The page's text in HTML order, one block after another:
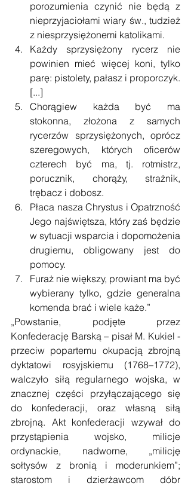
porozumienia czynić nie będą z
nieprzyjaciołami wiary św., tudzież
z niesprzysiężonemi katolikami.
Każdy sprzysiężony rycerz nie
powinien mieć więcej koni, tylko
parę: pistolety, pałasz i proporczyk.
[...]
Chorągiew każda być ma
stokonna, złożona z samych
rycerzów sprzysiężonych, oprócz
szeregowych, których oficerów
czterech być ma, tj. rotmistrz,
porucznik, chorąży, strażnik,
trębacz i dobosz.
Płaca nasza Chrystus i Opatrzność
Jego najświętsza, który zaś będzie
w sytuacji wsparcia i dopomożenia
drugiemu, obligowany jest do
pomocy.
Furaż nie większy, prowiant ma być
wybierany tylko, gdzie generalna
komenda brać i wiele każe.”
„Powstanie, podjęte przez
Konfederację Barską – pisał M. Kukiel -
przeciw popartemu okupacją zbrojną
dyktatowi rosyjskiemu (1768–1772),
walczyło siłą regularnego wojska, w
znacznej części przyłączającego się
do konfederacji, oraz własną siłą
zbrojną. Akt konfederacji wzywał do
przystąpienia wojsko, milicje
ordynackie, nadworne, „milicję
sołtysów z bronią i moderunkiem”;
starostom i dzierżawcom dóbr